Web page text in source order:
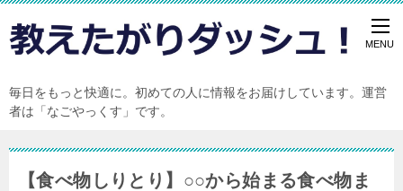
毎日をもっと快適に。初めての人に情報をお届けしています。運営
者は「なごやっくす」です。
【食べ物しりとり】○○から始まる食べ物ま